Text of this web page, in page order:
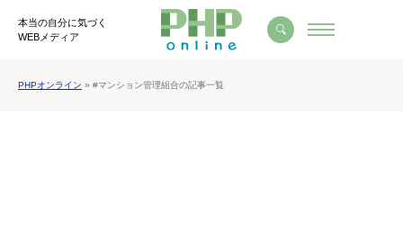
本当の自分に気づく
WEBメディア
PHPオンライン » #マンション管理組合の記事一覧